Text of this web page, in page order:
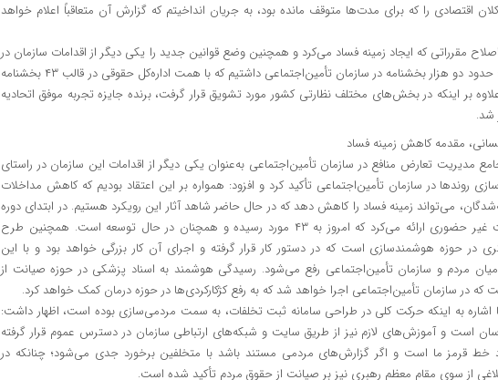
اقتصادی را که برای مدت‌ها متوقف مانده بود، به جریان انداخیتم که گزارش آن متعاقباً اعلام خواهد
مقرراتی که ایجاد زمینه فساد می‌کرد و همچنین وضع قوانین جدید را یکی دیگر از اقدامات سازمان در
حوزه مبارزه با فساد دانست و گفت: حدود دو هزار بخشنامه در سازمان تأمین‌اجتماعی داشتیم که با همت اداره‌کل حقوقی در قالب ۴۳ بخشنامه
بر اینکه در بخش‌های مختلف نظارتی کشور مورد تشویق قرار گرفت، برنده جایزه تجربه موفق اتحادیه
شد.
مقدمه کاهش زمینه فساد
مدیریت تعارض منافع در سازمان تأمین‌اجتماعی به‌عنوان یکی دیگر از اقدامات این سازمان در راستای
روندها در سازمان تأمین‌اجتماعی تأکید کرد و افزود: همواره بر این اعتقاد بودیم که کاهش مداخلات
می‌تواند زمینه فساد را کاهش دهد که در حال حاضر شاهد آثار این رویکرد هستیم. در ابتدای دوره
جدید مدیریتی، سازمان ۳۰ خدمت غیر حضوری ارائه می‌کرد که امروز به ۴۳ مورد رسیده و همچنان در حال توسعه است. همچنین طرح
در حوزه هوشمندسازی است که در دستور کار قرار گرفته و اجرای آن کار بزرگی خواهد بود و با این
مردم و سازمان تأمین‌اجتماعی رفع می‌شود. رسیدگی هوشمند به اسناد پزشکی در حوزه صیانت از
که در سازمان تأمین‌اجتماعی اجرا خواهد شد که به رفع کژکارکردی‌ها در حوزه درمان کمک خواهد کرد.
اشاره به اینکه حرکت کلی در طراحی سامانه ثبت تخلفات، به سمت مردمی‌سازی بوده است، اظهار داشت:
است و آموزش‌های لازم نیز از طریق سایت و شبکه‌های ارتباطی سازمان در دسترس عموم قرار گرفته
خط قرمز ما است و اگر گزارش‌های مردمی مستند باشد با متخلفین برخورد جدی می‌شود؛ چنانکه در
از سوی مقام معظم رهبری نیز بر صیانت از حقوق مردم تأکید شده است.